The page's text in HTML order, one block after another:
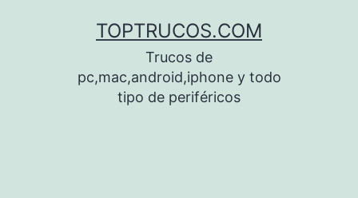
TOPTRUCOS.COM
Trucos de
pc,mac,android,iphone y todo
tipo de periféricos